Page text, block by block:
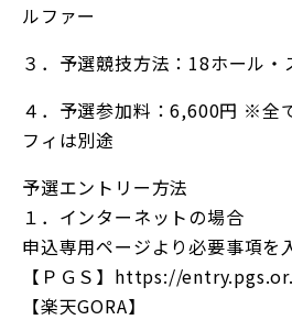
ルファー
３．予選競技方法：18ホール・
４．予選参加料：6,600円 ※全
フィは別途
予選エントリー方法
１．インターネットの場合
申込専用ページより必要事項を
【ＰＧＳ】 https://
【楽天GORA】